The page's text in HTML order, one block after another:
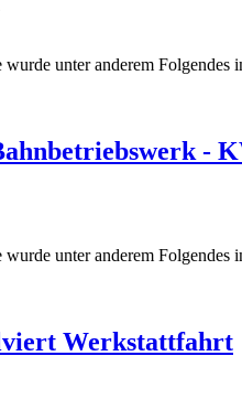
unter anderem
-
unter anderem
Werkstattfahrt